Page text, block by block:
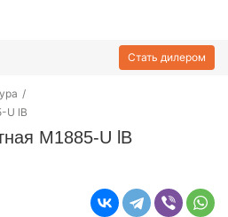
Стать дилером
/
U lB
M1885-U lB